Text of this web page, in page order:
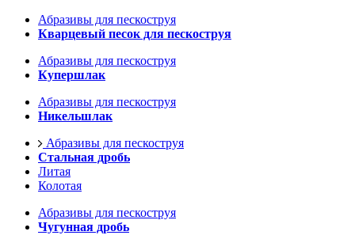
Абразивы для пескоструя
Кварцевый песок для пескоструя
Абразивы для пескоструя
Купершлак
Абразивы для пескоструя
Никельшлак
Абразивы для пескоструя
Стальная дробь
Литая
Колотая
Абразивы для пескоструя
Чугунная дробь